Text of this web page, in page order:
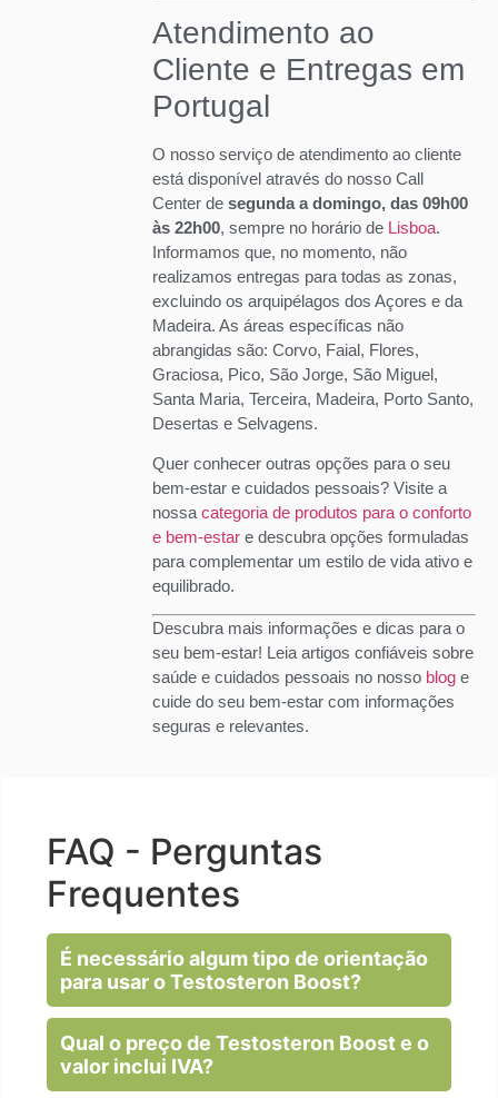
Atendimento ao
Cliente e Entregas em
Portugal
O nosso serviço de atendimento ao cliente
está disponível através do nosso Call
Center de segunda a domingo, das 09h00
às 22h00, sempre no horário de Lisboa.
Informamos que, no momento, não
realizamos entregas para todas as zonas,
excluindo os arquipélagos dos Açores e da
Madeira. As áreas específicas não
abrangidas são: Corvo, Faial, Flores,
Graciosa, Pico, São Jorge, São Miguel,
Santa Maria, Terceira, Madeira, Porto Santo,
Desertas e Selvagens.
Quer conhecer outras opções para o seu
bem-estar e cuidados pessoais? Visite a
nossa categoria de produtos para o conforto
e bem-estare descubra opções formuladas
para complementar um estilo de vida ativo e
equilibrado.
Descubra mais informações e dicas para o
seu bem-estar! Leia artigos confiáveis sobre
saúde e cuidados pessoais no nosso bloge
cuide do seu bem-estar com informações
seguras e relevantes.
FAQ - Perguntas
Frequentes
É necessário algum tipo de orientação
para usar o Testosteron Boost?
Qual o preço de Testosteron Boost e o
valor inclui IVA?